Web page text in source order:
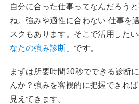
自分に合った仕事ってなんだろう
ね。強みや適性に合わない 仕事を
スクもあります。そこで活用した
なたの強み診断 」です。
まずは所要時間30秒でできる診断
んか？強みを客観的に把握できれ
見えてきます。